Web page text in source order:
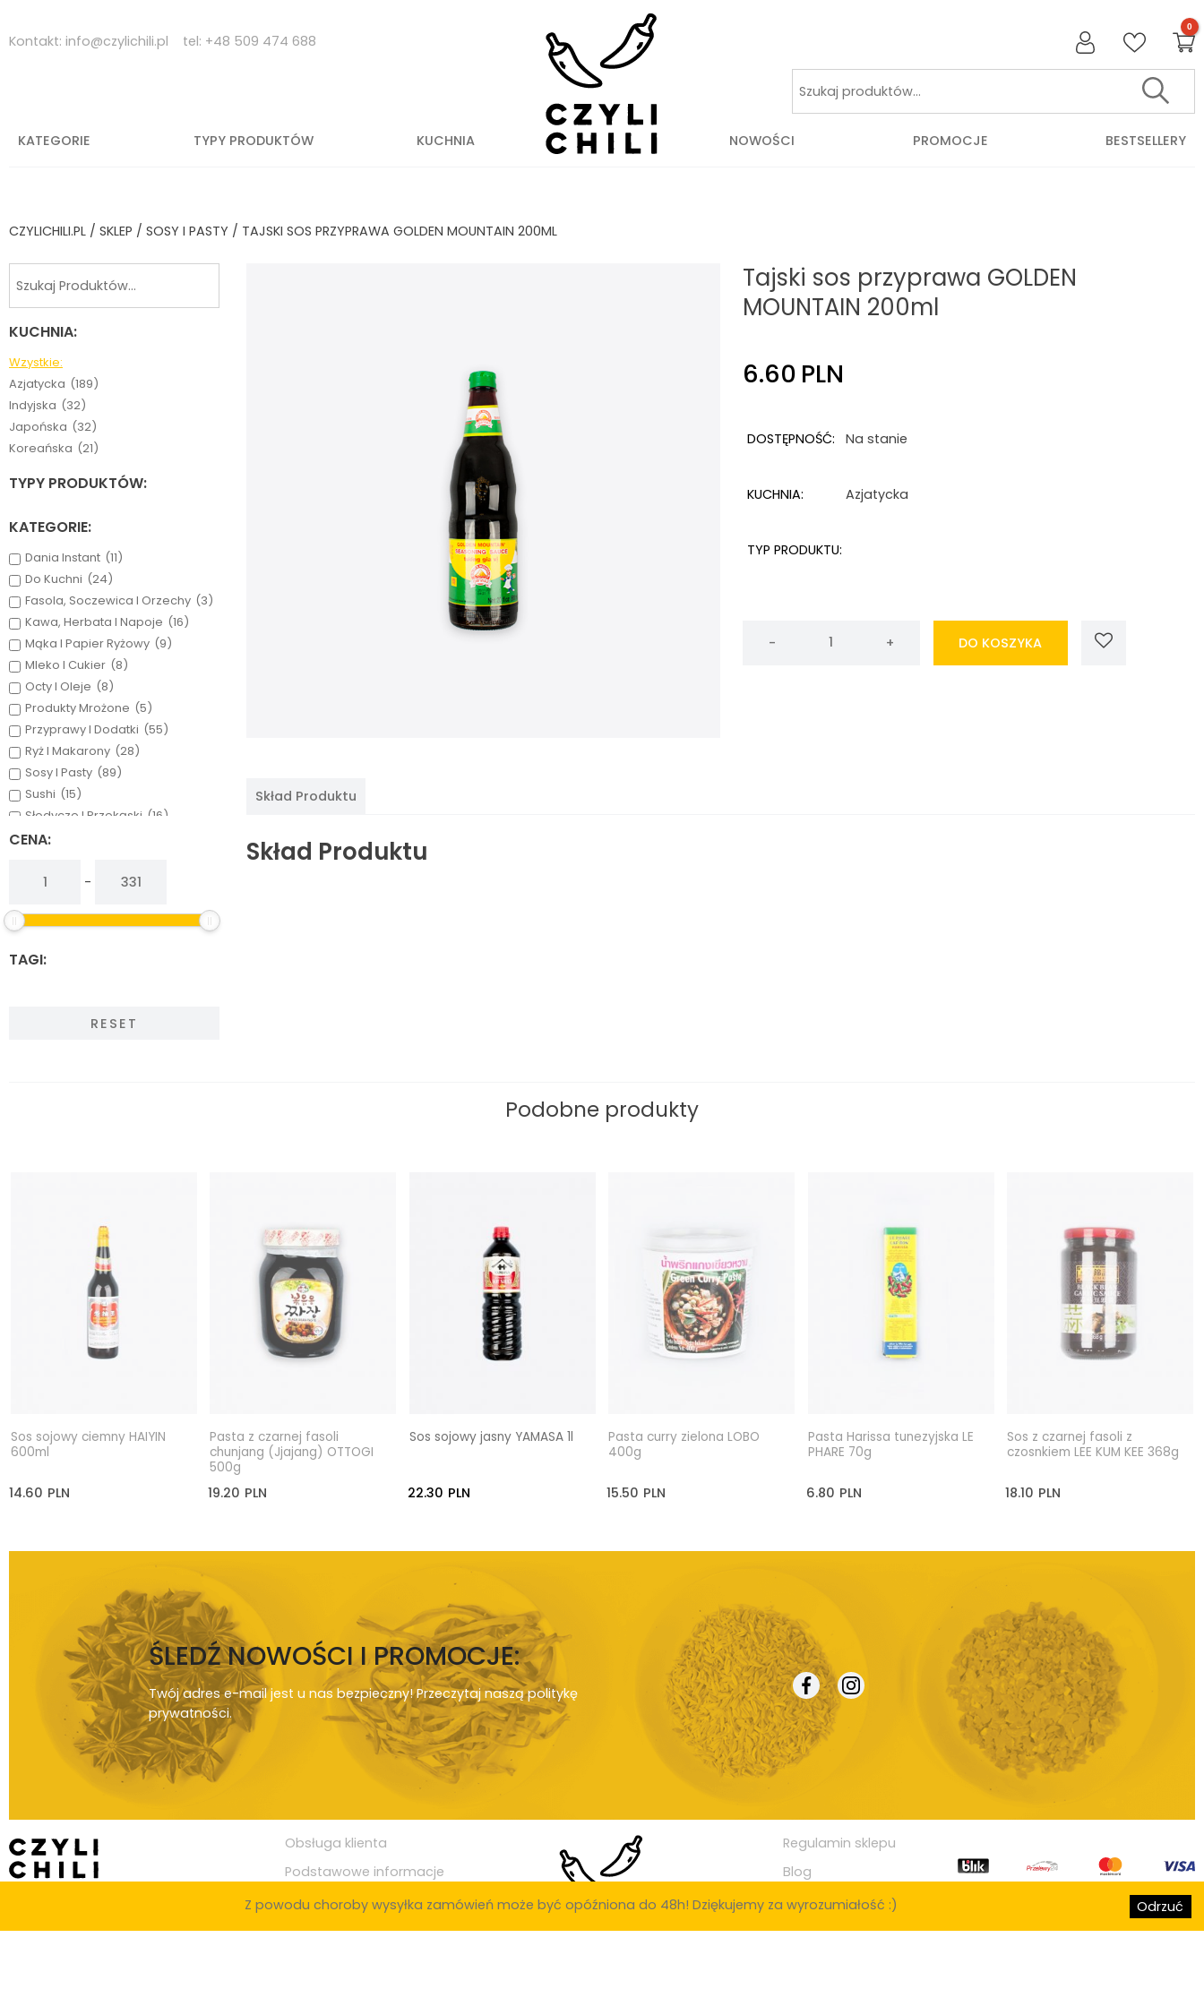
content
Kontakt: info@czylichili.pl tel: +48 509 474 688
KATEGORIE TYPY PRODUKTÓW KUCHNIA NOWOŚCI PROMOCJE BESTSELLERY
CZYLICHILI.PL / SKLEP / SOSY I PASTY / TAJSKI SOS PRZYPRAWA GOLDEN MOUNTAIN 200ML
KUCHNIA:
Wzystkie:
Azjatycka (189)
Indyjska (32)
Japońska (32)
Koreańska (21)
TYPY PRODUKTÓW:
KATEGORIE:
Dania Instant (11)
Do Kuchni (24)
Fasola, Soczewica I Orzechy (3)
Kawa, Herbata I Napoje (16)
Mąka I Papier Ryżowy (9)
Mleko I Cukier (8)
Octy I Oleje (8)
Produkty Mrożone (5)
Przyprawy I Dodatki (55)
Ryż I Makarony (28)
Sosy I Pasty (89)
Sushi (15)
Słodycze I Przekąski (16)
Warzywa, Grzyby I Owoce
CENA:
-
TAGI:
RESET
Tajski sos przyprawa GOLDEN
MOUNTAIN 200ml
6.60 PLN
DOSTĘPNOŚĆ: Na stanie
KUCHNIA: Azjatycka
TYP PRODUKTU:
Tajski
DO KOSZYKA
Skład Produktu
Skład Produktu
Podobne produkty
Sos sojowy ciemny HAIYIN
600ml
14.60 PLN
Pasta z czarnej fasoli
chunjang (Jjajang) OTTOGI
500g
19.20 PLN
Sos sojowy jasny YAMASA 1l
22.30 PLN
Pasta curry zielona LOBO
400g
15.50 PLN
Pasta Harissa tunezyjska LE
PHARE 70g
6.80 PLN
Sos z czarnej fasoli z
czosnkiem LEE KUM KEE 368g
18.10 PLN
ŚLEDŹ NOWOŚCI I PROMOCJE:
Twój adres e-mail jest u nas bezpieczny! Przeczytaj nasząpolitykę
prywatności.
Obsługa klienta
Podstawowe informacje
Regulamin sklepu
Blog
Z powodu choroby wysyłka zamówień może być opóźniona do 48h! Dziękujemy za wyrozumiałość :) Odrzuć